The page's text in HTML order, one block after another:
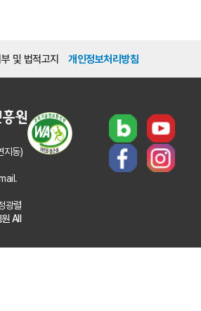
및 법적고지 개인정보처리방침
All
지동)
광렬